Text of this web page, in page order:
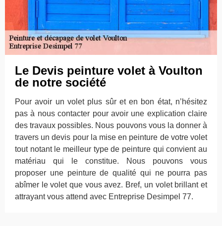
Le Devis peinture volet à Voulton
de notre société
Pour avoir un volet plus sûr et en bon état, n’hésitez
pas à nous contacter pour avoir une explication claire
des travaux possibles. Nous pouvons vous la donner à
travers un devis pour la mise en peinture de votre volet
tout notant le meilleur type de peinture qui convient au
matériau qui le constitue. Nous pouvons vous
proposer une peinture de qualité qui ne pourra pas
abîmer le volet que vous avez. Bref, un volet brillant et
attrayant vous attend avec Entreprise Desimpel 77.